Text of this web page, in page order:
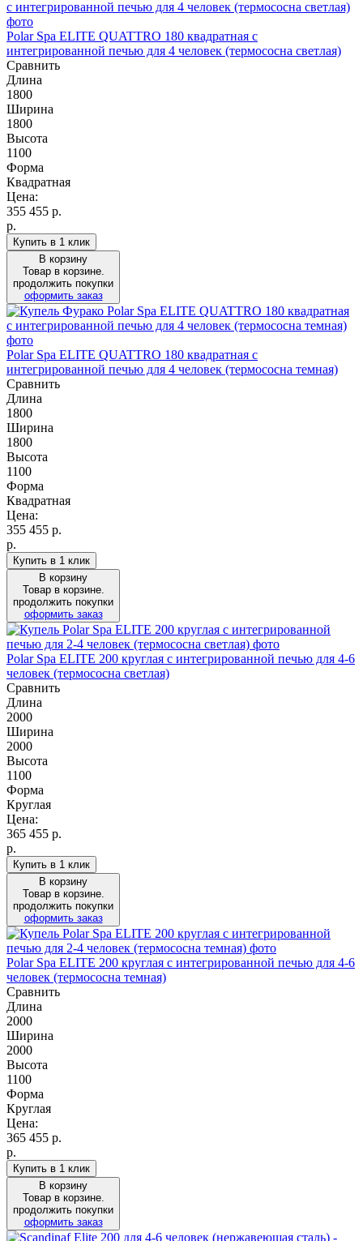
Polar Spa ELITE QUATTRO 180 квадратная с
интегрированной печью для 4 человек (термососна светлая)
Сравнить
Длина
1800
Ширина
1800
Высота
1100
Форма
Квадратная
Цена:
355 455 р.
р.
Купить в 1 клик
В корзину
Товар в корзине.
продолжить покупки
оформить заказ
Polar Spa ELITE QUATTRO 180 квадратная с
интегрированной печью для 4 человек (термососна темная)
Сравнить
Длина
1800
Ширина
1800
Высота
1100
Форма
Квадратная
Цена:
355 455 р.
р.
Купить в 1 клик
В корзину
Товар в корзине.
продолжить покупки
оформить заказ
Polar Spa ELITE 200 круглая с интегрированной печью для 4-6
человек (термососна светлая)
Сравнить
Длина
2000
Ширина
2000
Высота
1100
Форма
Круглая
Цена:
365 455 р.
р.
Купить в 1 клик
В корзину
Товар в корзине.
продолжить покупки
оформить заказ
Polar Spa ELITE 200 круглая с интегрированной печью для 4-6
человек (термососна темная)
Сравнить
Длина
2000
Ширина
2000
Высота
1100
Форма
Круглая
Цена:
365 455 р.
р.
Купить в 1 клик
В корзину
Товар в корзине.
продолжить покупки
оформить заказ